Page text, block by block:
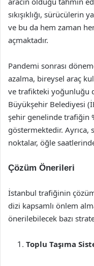
sıkışıklığı, sürücülerin
ve bu da hem zaman
açmaktadır.
Pandemi sonrası
azalma, bireysel araç
ve trafikteki yoğunluğu
Büyükşehir Belediyesi
şehir genelinde trafiğin
göstermektedir.
noktalar, öğle
Çözüm Önerileri
İstanbul trafiğinin
dizi kapsamlı önlem
önerilebilecek bazı
Toplu Taşıma